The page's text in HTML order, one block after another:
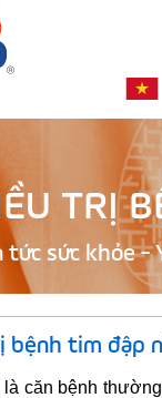
TRỊ
tức sức khỏe -
bệnh tim đập
là căn bệnh